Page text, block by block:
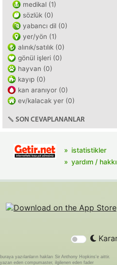
medikal (1)
sözlük (0)
yabancı dil (0)
yer/yön (1)
alınık/satılık (0)
gönül işleri (0)
hayvan (0)
kayıp (0)
kan aranıyor (0)
ev/kalacak yer (0)
SON CEVAPLANANLAR
istatistikler
yardım /
buraya yazılanların hakları Sir Anthony Hopkins'e aittir.
yazan eden compumaster, ilgilenen eden fader